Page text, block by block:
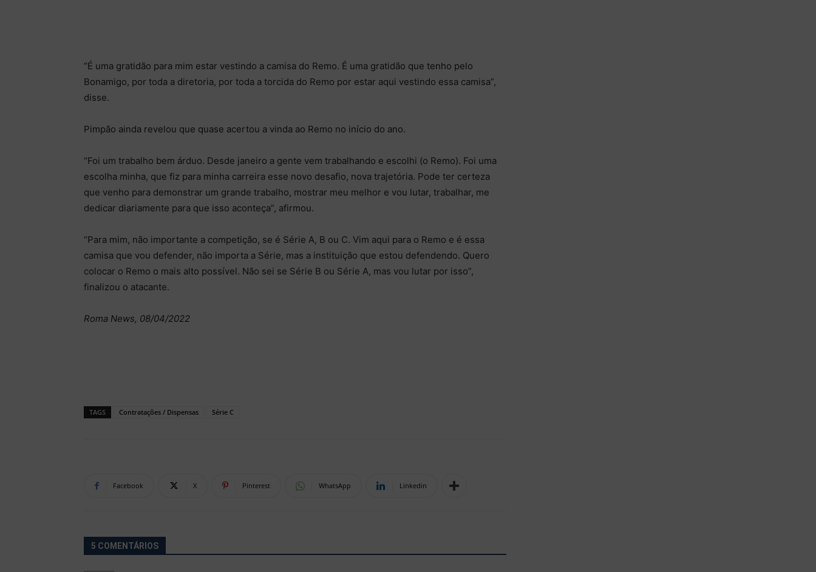
“É uma gratidão para mim estar vestindo a camisa do Remo. É uma gratidão que tenho pelo
Bonamigo, por toda a diretoria, por toda a torcida do Remo por estar aqui vestindo essa camisa”,
disse.
Pimpão ainda revelou que quase acertou a vinda ao Remo no início do ano.
“Foi um trabalho bem árduo. Desde janeiro a gente vem trabalhando e escolhi (o Remo). Foi uma
escolha minha, que fiz para minha carreira esse novo desafio, nova trajetória. Pode ter certeza
que venho para demonstrar um grande trabalho, mostrar meu melhor e vou lutar, trabalhar, me
dedicar diariamente para que isso aconteça”, afirmou.
“Para mim, não importante a competição, se é Série A, B ou C. Vim aqui para o Remo e é essa
camisa que vou defender, não importa a Série, mas a instituição que estou defendendo. Quero
colocar o Remo o mais alto possível. Não sei se Série B ou Série A, mas vou lutar por isso”,
finalizou o atacante.
Roma News, 08/04/2022
TAGS Contratações / Dispensas Série C
Facebook X Pinterest WhatsApp Linkedin
5 COMENTÁRIOS